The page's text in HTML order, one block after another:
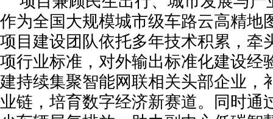
作为全国大规模城市级车路云高精地
项目建设团队依托多年技术积累，牵
项行业标准，对外输出标准化建设经
建持续集聚智能网联相关头部企业，
业链，培育数字经济新赛道。同时通